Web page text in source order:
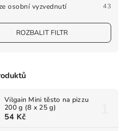
osobní vyzvednutí 43
ROZBALIT FILTR
Vilgain Mini těsto na pizzu
200 g (8 x 25 g)
54 Kč